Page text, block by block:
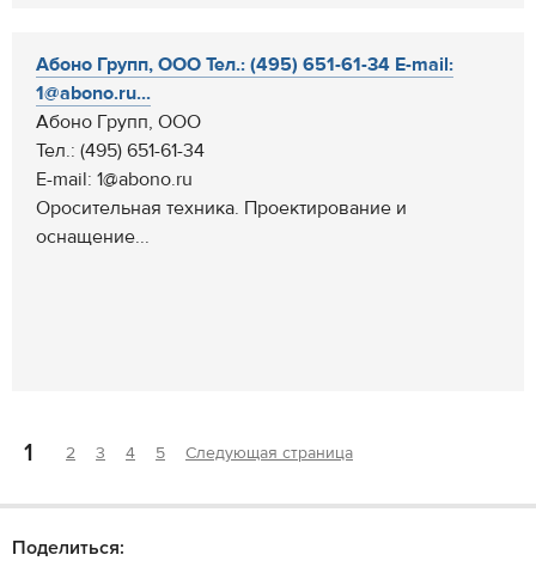
Абоно Групп, ООО Тел.: (495) 651-61-34 E-mail:
1@abono.ru...
Абоно Групп, ООО
Тел.: (495) 651-61-34
E-mail: 1@abono.ru
Оросительная техника. Проектирование и
оснащение...
1 2 3 4 5 Следующая страница
Поделиться: